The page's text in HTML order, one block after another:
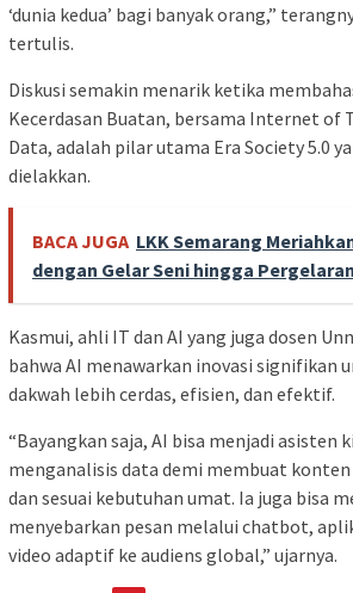
‘dunia kedua’ bagi banyak orang,”
tertulis.
Diskusi semakin menarik ketika
Kecerdasan Buatan, bersama Internet of
Data, adalah pilar utama Era Society 5.0
dielakkan.
BACA JUGA LKK Semarang
dengan Gelar Seni hingga
Kasmui, ahli IT dan AI yang juga dosen
bahwa AI menawarkan inovasi signifikan
dakwah lebih cerdas, efisien, dan efektif.
“Bayangkan saja, AI bisa menjadi asisten
menganalisis data demi membuat
dan sesuai kebutuhan umat. Ia juga bisa
menyebarkan pesan melalui chatbot,
video adaptif ke audiens global,” ujarnya.